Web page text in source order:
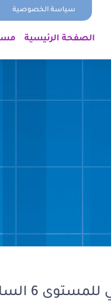
سياسة الخصوصية
الصفحة الرئيسية
نموذج